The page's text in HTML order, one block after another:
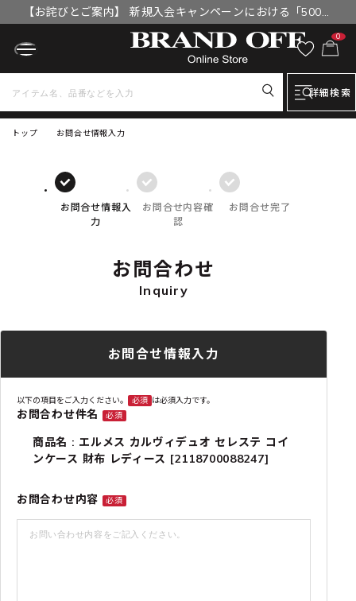
【お詫びとご案内】 新規入会キャンペーンにおける「500円
OFFクーポン」付与漏れと補填について
0
詳細検索
トップ お問合せ情報入力
お問合せ情報入
力
お問合せ内容確
認
お問合せ完了
お問合わせ
Inquiry
お問合せ情報入力
以下の項目をご入力ください。 必須 は必須入力です。
お問合わせ件名 必須
商品名 : エルメス カルヴィデュオ セレステ コイ
ンケース 財布 レディース [2118700088247]
お問合わせ内容 必須